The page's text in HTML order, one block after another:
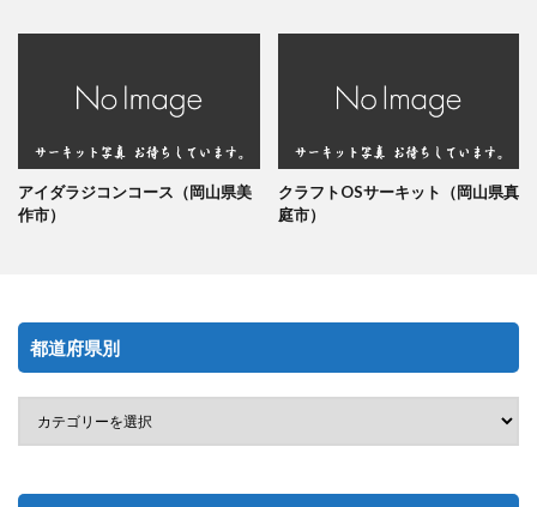
アイダラジコンコース（岡山県美
作市）
クラフトOSサーキット（岡山県真
庭市）
都道府県別